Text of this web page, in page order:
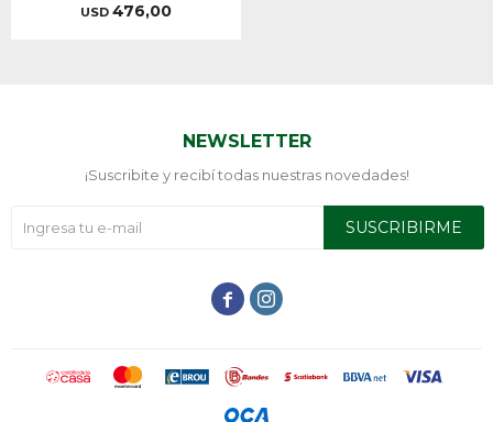
USD 476,00
NEWSLETTER
¡Suscribite y recibí todas nuestras novedades!
SUSCRIBIRME
 